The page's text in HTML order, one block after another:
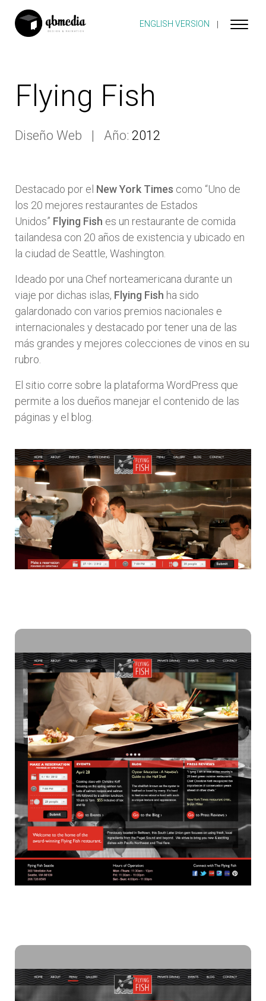
ENGLISH VERSION
Flying Fish
Diseño Web Año: 2012
Destacado por el New York Times como “Uno de
los 20 mejores restaurantes de Estados
Unidos” Flying Fish es un restaurante de comida
tailandesa con 20 años de existencia y ubicado en
la ciudad de Seattle, Washington.
Ideado por una Chef norteamericana durante un
viaje por dichas islas, Flying Fish ha sido
galardonado con varios premios nacionales e
internacionales y destacado por tener una de las
más grandes y mejores colecciones de vinos en su
rubro.
El sitio corre sobre la plataforma WordPress que
permite a los dueños manejar el contenido de las
páginas y el blog.